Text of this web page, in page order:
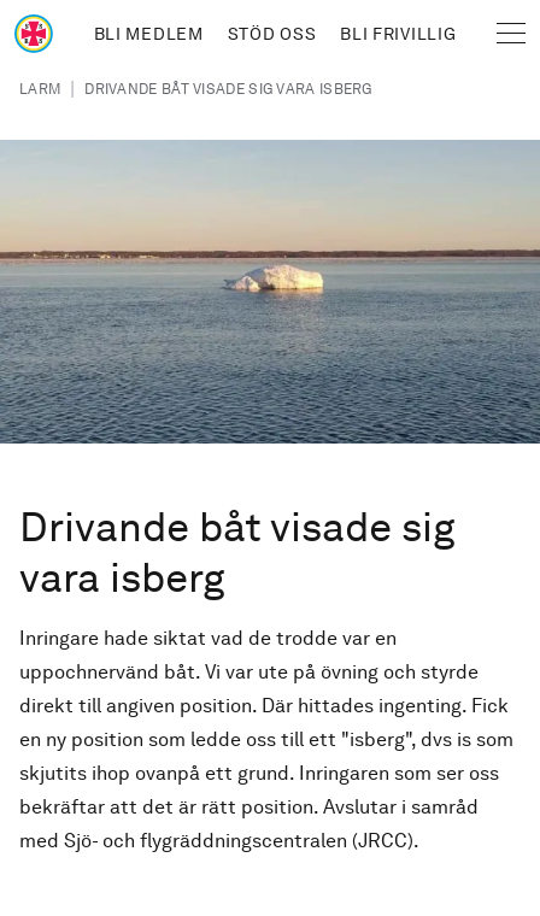
Hoppa till huvudinnehåll
BLI MEDLEM STÖD OSS BLI FRIVILLIG
Länkstig
LARM | DRIVANDE BÅT VISADE SIG VARA ISBERG
Drivande båt visade sig
vara isberg
Inringare hade siktat vad de trodde var en
uppochnervänd båt. Vi var ute på övning och styrde
direkt till angiven position. Där hittades ingenting. Fick
en ny position som ledde oss till ett "isberg", dvs is som
skjutits ihop ovanpå ett grund. Inringaren som ser oss
bekräftar att det är rätt position. Avslutar i samråd
med Sjö- och flygräddningscentralen (JRCC).